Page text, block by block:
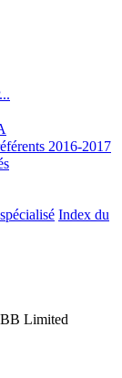
2016-2017
Index du
Limited